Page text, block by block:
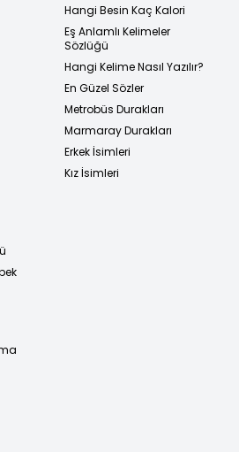
Hangi Besin Kaç Kalori
Eş Anlamlı Kelimeler
Sözlüğü
Hangi Kelime Nasıl Yazılır?
En Güzel Sözler
Metrobüs Durakları
Marmaray Durakları
Erkek İsimleri
Kız İsimleri